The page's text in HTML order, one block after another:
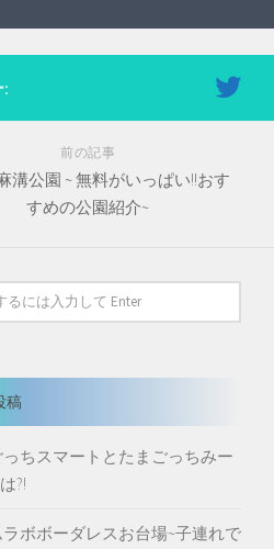
前の記事
溝公園 ~ 無料がいっぱい!!おす
すめの公園紹介~
稿
ちスマートとたまごっちみー
?!
ボボーダレスお台場~子連れで